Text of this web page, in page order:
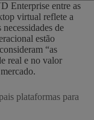
Enterprise entre as
virtual reflete a
de
estão
“as
real e no valor
plataformas para